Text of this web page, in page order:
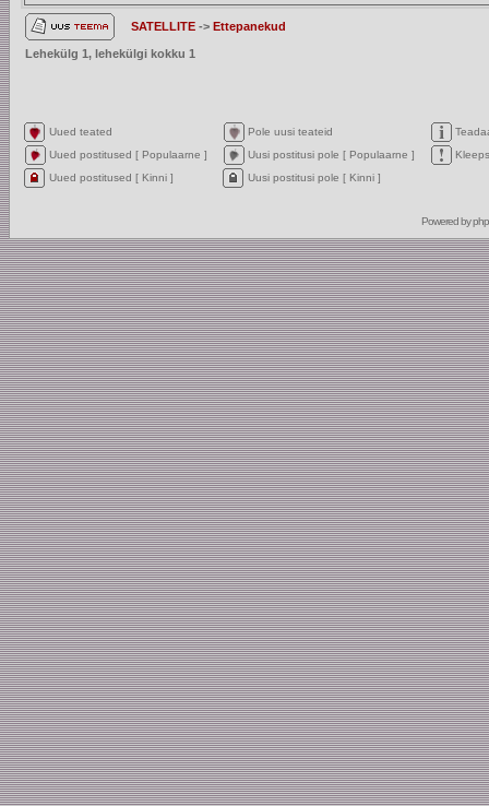
SATELLITE -> Ettepanekud
Lehekülg 1, lehekülgi kokku 1
Uued teated Pole uusi teateid
Uued postitused [ Populaarne ]
Uusi postitusi pole [ Populaarne ]
Kleeps
Uued postitused [ Kinni ]
Uusi postitusi pole [ Kinni ]
Powered by